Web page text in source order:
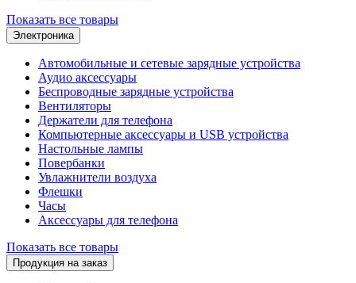
Показать все товары
Электроника
Автомобильные и сетевые зарядные устройства
Аудио аксессуары
Беспроводные зарядные устройства
Вентиляторы
Держатели для телефона
Компьютерные аксессуары и USB устройства
Настольные лампы
Повербанки
Увлажнители воздуха
Флешки
Часы
Аксессуары для телефона
Показать все товары
Продукция на заказ